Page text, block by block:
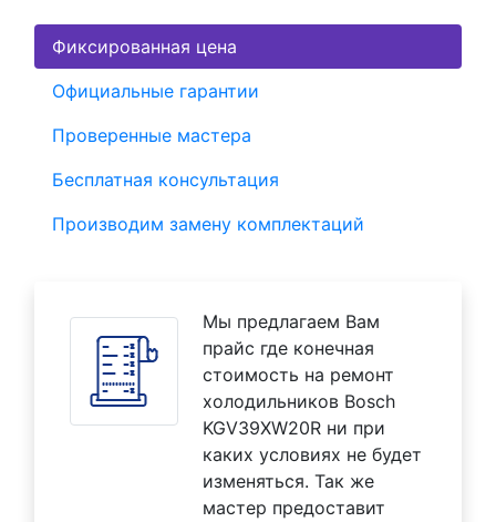
Фиксированная цена
Официальные гарантии
Проверенные мастера
Бесплатная консультация
Производим замену комплектаций
Мы предлагаем Вам
прайс где конечная
стоимость на ремонт
холодильников Bosch
KGV39XW20R ни при
каких условиях не будет
изменяться. Так же
мастер предоставит